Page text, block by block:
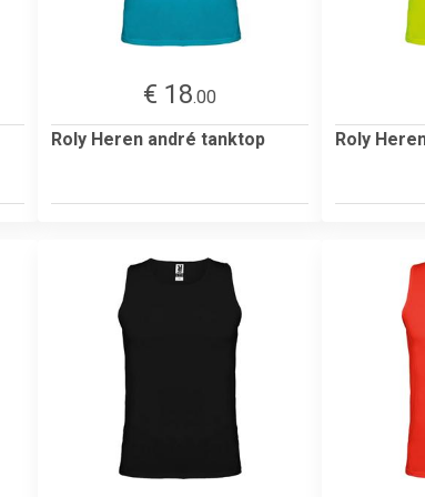
€ 18.00
Roly Heren andré tanktop
Roly